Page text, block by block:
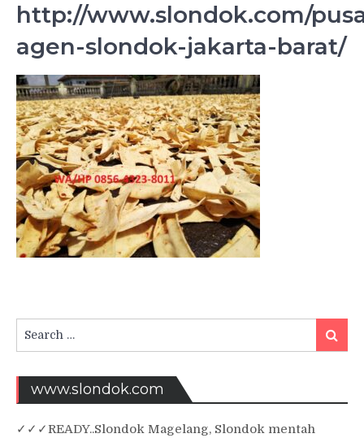
http://www.slondok.com/
agen-slondok-jakarta-barat/
for:
Search
www.slondok.com
✓ ✓✓READY..Slondok Magelang, Slondok mentah